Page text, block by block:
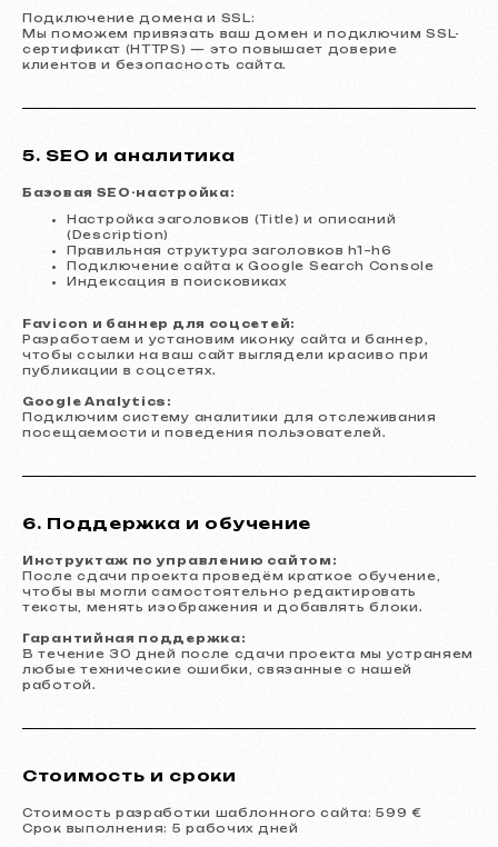
Подключение домена и SSL:
Мы поможем привязать ваш домен и подключим SSL-
сертификат (HTTPS) — это повышает доверие
клиентов и безопасность сайта.
5. SEO и аналитика
Базовая SEO-настройка:
Настройка заголовков (Title) и описаний
(Description)
Правильная структура заголовков h1–h6
Подключение сайта к Google Search Console
Индексация в поисковиках
Favicon и баннер для соцсетей:
Разработаем и установим иконку сайта и баннер,
чтобы ссылки на ваш сайт выглядели красиво при
публикации в соцсетях.
Google Analytics:
Подключим систему аналитики для отслеживания
посещаемости и поведения пользователей.
6. Поддержка и обучение
Инструктаж по управлению сайтом:
После сдачи проекта проведём краткое обучение,
чтобы вы могли самостоятельно редактировать
тексты, менять изображения и добавлять блоки.
Гарантийная поддержка:
В течение 30 дней после сдачи проекта мы устраняем
любые технические ошибки, связанные с нашей
работой.
Стоимость и сроки
Стоимость разработки шаблонного сайта: 599 €
Срок выполнения: 5 рабочих дней